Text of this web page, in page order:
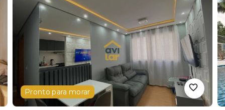
Pronto para morar